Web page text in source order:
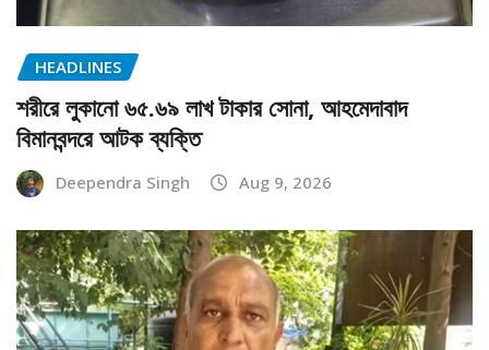
HEADLINES
শরীরে লুকানো ৬৫.৬৯ লাখ টাকার সোনা, আহমেদাবাদ
বিমানবন্দরে আটক ব্যক্তি
Deependra Singh Aug 9, 2026